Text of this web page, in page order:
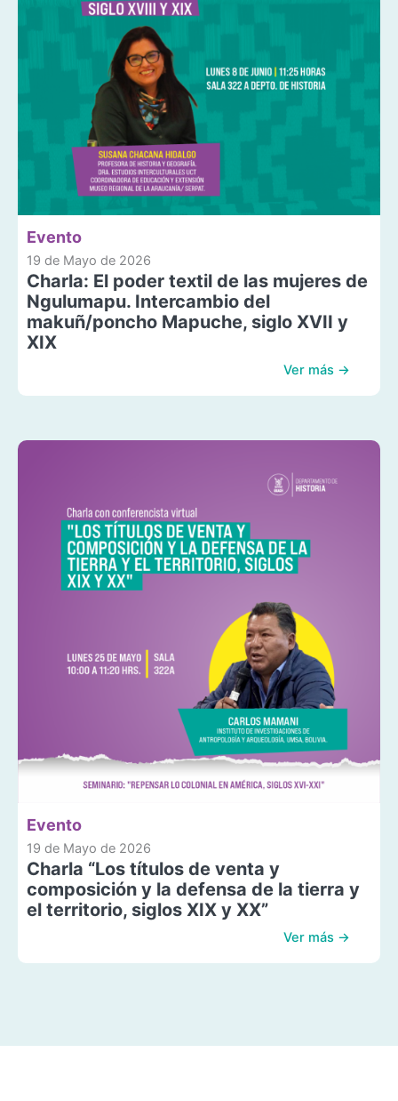
Evento
19 de Mayo de 2026
Charla: El poder textil de las mujeres de
Ngulumapu. Intercambio del
makuñ/poncho Mapuche, siglo XVII y
XIX
Ver más →
Evento
19 de Mayo de 2026
Charla “Los títulos de venta y
composición y la defensa de la tierra y
el territorio, siglos XIX y XX”
Ver más →